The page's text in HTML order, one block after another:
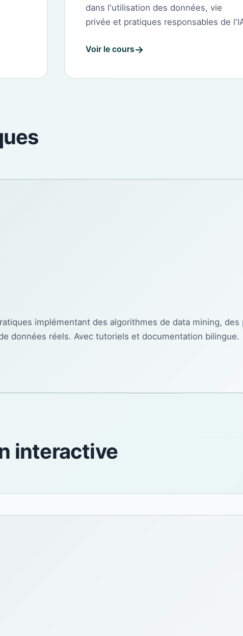
dans l'utilisation des données, vie
privée et pratiques responsables de
Voir le cours
implémentant des algorithmes de data mining,
données réels. Avec tutoriels et documentation bilingue.
interactive